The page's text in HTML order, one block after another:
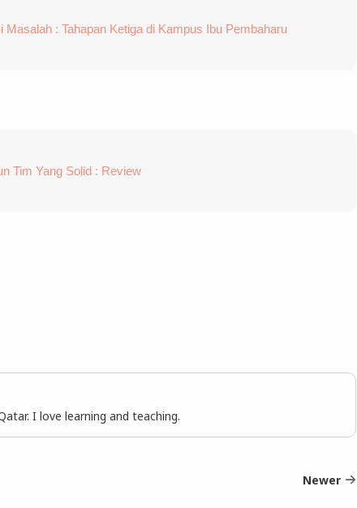
Masalah : Tahapan Ketiga di Kampus Ibu Pembaharu
Tim Yang Solid : Review
I love learning and teaching.
Newer